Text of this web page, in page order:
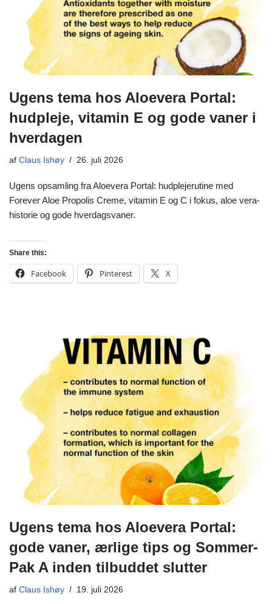
Ugens tema hos Aloevera Portal:
hudpleje, vitamin E og gode vaner i
hverdagen
af Claus Ishøy 26. juli 2026
Ugens opsamling fra Aloevera Portal: hudplejerutine med
Forever Aloe Propolis Creme, vitamin E og C i fokus, aloe vera-
historie og gode hverdagsvaner.
Share this:
Facebook Pinterest X
Ugens tema hos Aloevera Portal:
gode vaner, ærlige tips og Sommer-
Pak A inden tilbuddet slutter
af Claus Ishøy 19. juli 2026